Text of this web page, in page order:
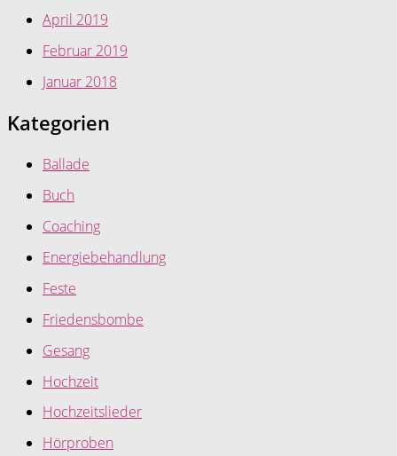
April 2019
Februar 2019
Januar 2018
Kategorien
Ballade
Buch
Coaching
Energiebehandlung
Feste
Friedensbombe
Gesang
Hochzeit
Hochzeitslieder
Hörproben